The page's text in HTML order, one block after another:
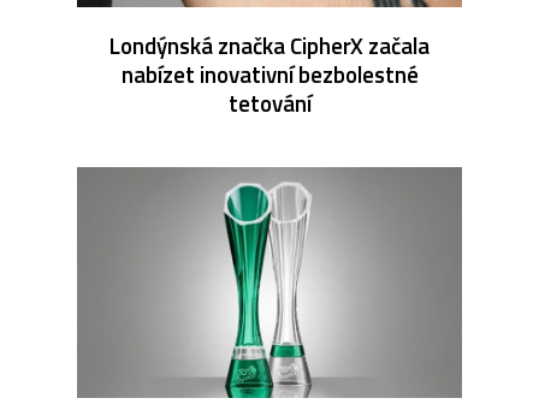
Londýnská značka CipherX začala
nabízet inovativní bezbolestné
tetování